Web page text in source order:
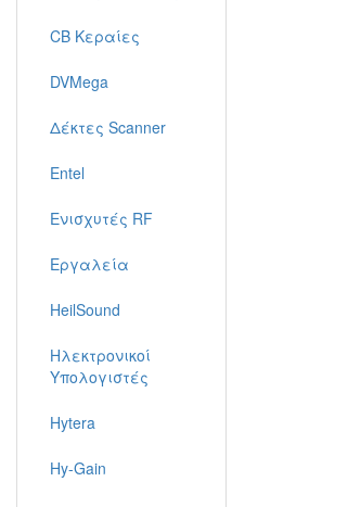
CB Κεραίες
DVMega
Δέκτες Scanner
Entel
Ενισχυτές RF
Εργαλεία
HeilSound
Ηλεκτρονικοί
Υπολογιστές
Hytera
Hy-Gain